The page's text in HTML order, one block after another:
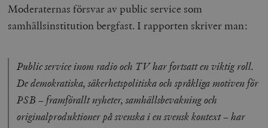
Moderaternas försvar av public service som
samhällsinstitution bergfast. I rapporten skriver man:
Public service inom radio och TV har fortsatt en viktig roll.
De demokratiska, säkerhetspolitiska och språkliga motiven för
PSB – framförallt nyheter, samhällsbevakning och
originalproduktioner på svenska i en svensk kontext – har